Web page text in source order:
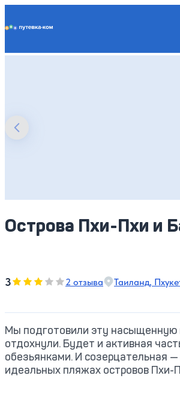
Острова Пхи-Пхи и
3Оценка, количество звезд:3
2 отзыва Таиланд,
Мы подготовили эту насыщенную
отдохнули. Будет и активная
обезьянками. И созерцательная
идеальных пляжах островов Пхи-